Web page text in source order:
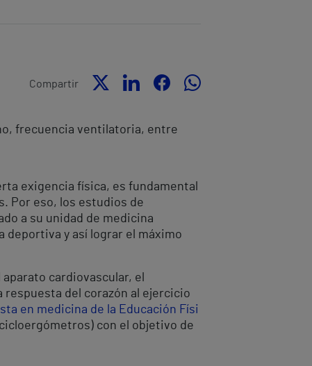
Compartir
frecuencia ventilatoria, entre
exigencia física, es fundamental
Por eso, los estudios de
a su unidad de medicina
y así lograr el máximo
cardiovascular, el
del corazón al ejercicio
en medicina de la Educación Físi
con el objetivo de